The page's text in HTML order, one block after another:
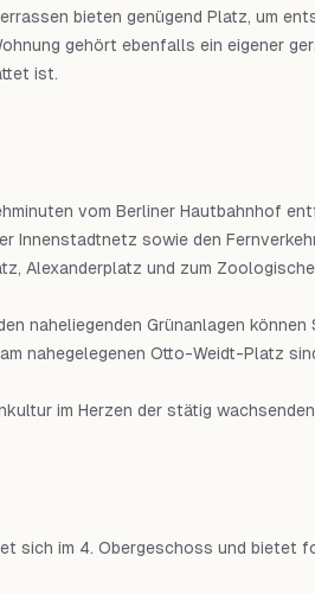
bieten genügend Platz, um
gehört ebenfalls ein eigener
ist.
vom Berliner Hautbahnhof
Innenstadtnetz sowie den
Alexanderplatz und zum
naheliegenden Grünanlagen
nahegelegenen Otto-Weidt-Platz
im Herzen der stätig
sich im 4. Obergeschoss und bietet